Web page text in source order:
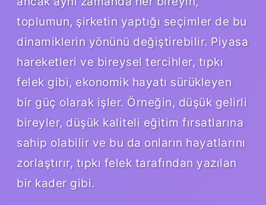
toplumun, şirketin yaptığı seçimler de bu
dinamiklerin yönünü değiştirebilir. Piyasa
hareketleri ve bireysel tercihler, tıpkı
felek gibi, ekonomik hayatı sürükleyen
bir güç olarak işler. Örneğin, düşük gelirli
bireyler, düşük kaliteli eğitim fırsatlarına
sahip olabilir ve bu da onların hayatlarını
zorlaştırır, tıpkı felek tarafından yazılan
bir kader gibi.